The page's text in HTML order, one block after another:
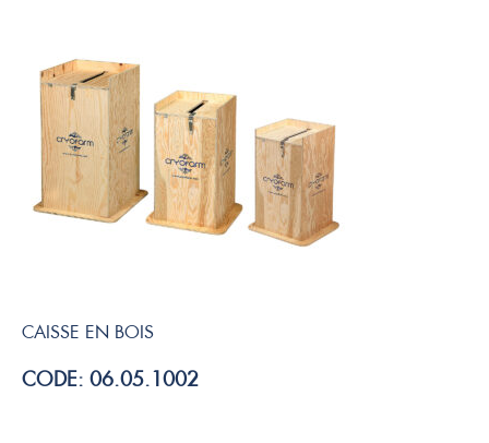
CAISSE EN BOIS
CODE: 06.05.1002